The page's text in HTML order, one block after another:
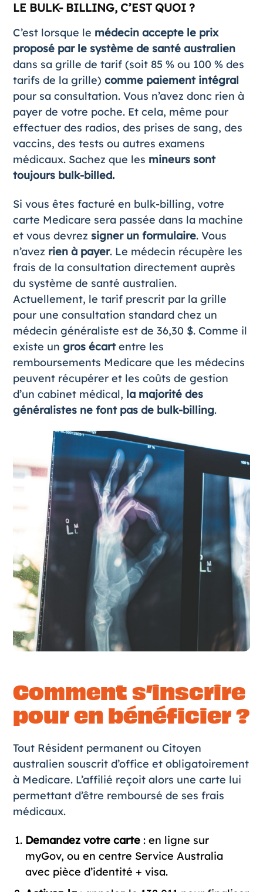
LE BULK- BILLING, C’EST QUOI ?
C’est lorsque le médecin accepte le prix
proposé par le système de santé australien
dans sa grille de tarif (soit 85 % ou 100 % des
tarifs de la grille) comme paiement intégral
pour sa consultation. Vous n’avez donc rien à
payer de votre poche. Et cela, même pour
effectuer des radios, des prises de sang, des
vaccins, des tests ou autres examens
médicaux. Sachez que les mineurs sont
toujours bulk-billed.
Si vous êtes facturé en bulk-billing, votre
carte Medicare sera passée dans la machine
et vous devrez signer un formulaire. Vous
n’avez rien à payer. Le médecin récupère les
frais de la consultation directement auprès
du système de santé australien.
Actuellement, le tarif prescrit par la grille
pour une consultation standard chez un
médecin généraliste est de 36,30 $. Comme il
existe un gros écartentre les
remboursements Medicare que les médecins
peuvent récupérer et les coûts de gestion
d’un cabinet médical, la majorité des
généralistes ne font pas de bulk-billing.
Comment s’inscrire
pour en bénéficier ?
Tout Résident permanent ou Citoyen
australien souscrit d’office et obligatoirement
à Medicare. L’affilié reçoit alors une carte lui
permettant d’être remboursé de ses frais
médicaux.
Demandez votre carte: en ligne sur
myGov, ou en centre Service Australia
avec pièce d’identité + visa.